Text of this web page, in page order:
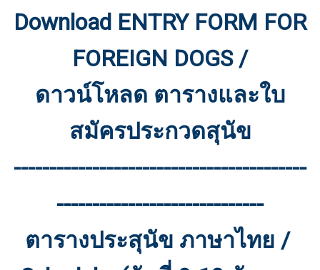
Download ENTRY FORM FOR
FOREIGN DOGS /
ดาวน์โหลด ตารางและใบ
สมัครประกวดสุนัข
-----------------------------------------
-----------------------------
ตารางประสุนัข ภาษาไทย /